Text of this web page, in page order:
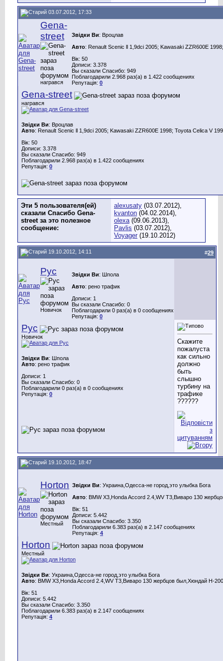
03.07.2012, 17:33
Gena-
street
награвся
Звідки Ви: Вроцлав
Авто: Renault Scenic ll 1,9dci 2005; Kawasaki ZZR600E
Вік: 50
Дописи: 3.378
Вы сказали Спасибо: 949
Поблагодарили 2.968 раз(а) в 1.422 сообщениях
Репутація: 0
Gena-street
награвся
Звідки Ви: Вроцлав
Авто: Renault Scenic ll 1,9dci 2005; Kawasaki ZZR600E 1998; Toyota Celica V
Вік: 50
Дописи: 3.378
Вы сказали Спасибо: 949
Поблагодарили 2.968 раз(а) в 1.422 сообщениях
Репутація: 0
Эти 5 пользователя(ей)
сказали Спасибо Gena-
street за это полезное
сообщение:
alexusaty (03.07.2012),
kvanton (04.02.2014),
olexa (09.06.2013),
Pavlis (03.07.2012),
Voyager (19.10.2012)
19.10.2012, 14:11 #29
Рус
Новичок
Звідки Ви: Шпола
Авто: рено трафик
Дописи: 1
Вы сказали Спасибо: 0
Поблагодарили 0 раз(а) в 0 сообщениях
Репутація: 0
Рус
Новичок
Звідки Ви: Шпола
Авто: рено трафик
Дописи: 1
Вы сказали Спасибо: 0
Поблагодарили 0 раз(а) в 0 сообщениях
Репутація: 0
Скажите
пожалуста
как сильно
должно
быть
слышно
турбину на
трафике
??????
19.10.2012, 18:47
Horton
Местный
Звідки Ви: Украина,Одесса-не город,это улыбка Бога
Авто: BMW X3,Honda Aссord 2.4,WV T3,Виваро 130
Вік: 51
Дописи: 5.442
Вы сказали Спасибо: 3.350
Поблагодарили 6.383 раз(а) в 2.147 сообщениях
Репутація: 4
Horton
Местный
Звідки Ви: Украина,Одесса-не город,это улыбка Бога
Авто: BMW X3,Honda Aссord 2.4,WV T3,Виваро 130 жербцов был,Хюндай Н-
Вік: 51
Дописи: 5.442
Вы сказали Спасибо: 3.350
Поблагодарили 6.383 раз(а) в 2.147 сообщениях
Репутація: 4